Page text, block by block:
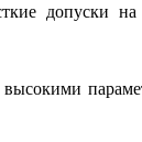
допуски на